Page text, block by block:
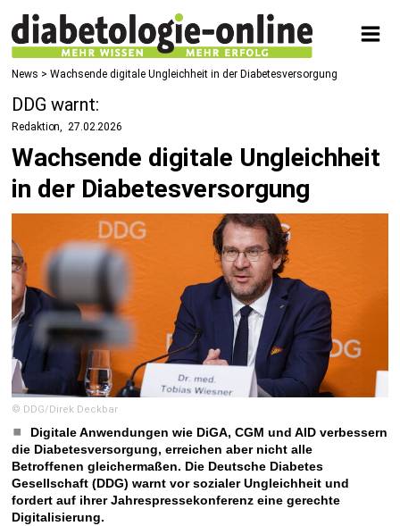
News > Wachsende digitale Ungleichheit in der Diabetesversorgung
DDG warnt:
Redaktion 27.02.2026
Wachsende digitale Ungleichheit
in der Diabetesversorgung
© DDG/Direk Deckbar
Digitale Anwendungen wie DiGA, CGM und AID verbessern
die Diabetesversorgung, erreichen aber nicht alle
Betroffenen gleichermaßen. Die Deutsche Diabetes
Gesellschaft (DDG) warnt vor sozialer Ungleichheit und
fordert auf ihrer Jahrespressekonferenz eine gerechte
Digitalisierung.